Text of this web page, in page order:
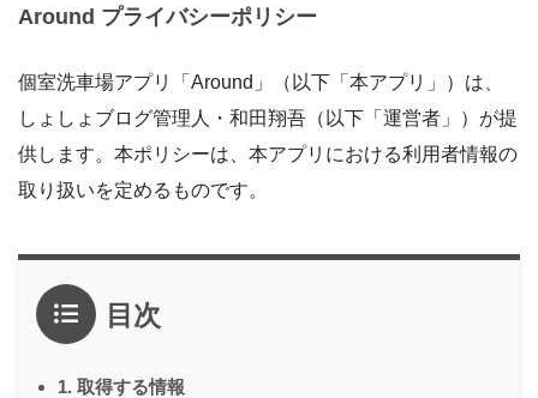
Around プライバシーポリシー
個室洗車場アプリ「Around」（以下「本アプリ」）は、
しょしょブログ管理人・和田翔吾（以下「運営者」）が提
供します。本ポリシーは、本アプリにおける利用者情報の
取り扱いを定めるものです。
目次
1. 取得する情報